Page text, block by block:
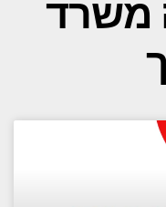
משרד